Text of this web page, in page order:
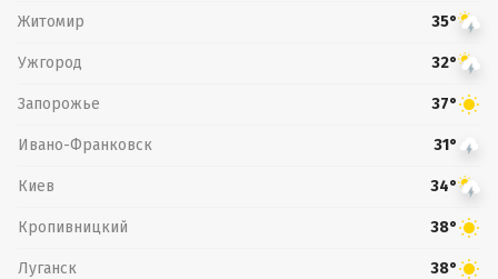
Житомир 35°
Ужгород 32°
Запорожье 37°
Ивано-Франковск 31°
Киев 34°
Кропивницкий 38°
Луганск 38°